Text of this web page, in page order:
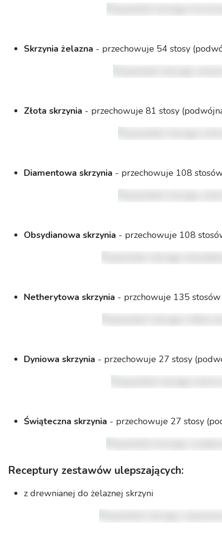
Skrzynia żelazna - przechowuje 54 stosy
Złota skrzynia - przechowuje 81 stosy
Diamentowa skrzynia - przechowuje 108
Obsydianowa skrzynia - przechowuje 108
Netherytowa skrzynia - przchowuje 135
Dyniowa skrzynia - przechowuje 27 stosy
Świąteczna skrzynia - przechowuje 27 stosy
Receptury zestawów ulepszających:
z drewnianej do żelaznej skrzyni